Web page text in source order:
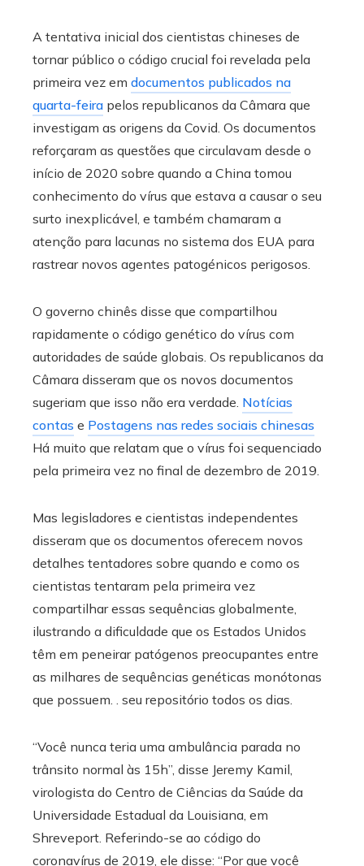
A tentativa inicial dos cientistas chineses de
tornar público o código crucial foi revelada pela
primeira vez em documentos publicados na
quarta-feira pelos republicanos da Câmara que
investigam as origens da Covid. Os documentos
reforçaram as questões que circulavam desde o
início de 2020 sobre quando a China tomou
conhecimento do vírus que estava a causar o seu
surto inexplicável, e também chamaram a
atenção para lacunas no sistema dos EUA para
rastrear novos agentes patogénicos perigosos.
O governo chinês disse que compartilhou
rapidamente o código genético do vírus com
autoridades de saúde globais. Os republicanos da
Câmara disseram que os novos documentos
sugeriam que isso não era verdade. Notícias
contas e Postagens nas redes sociais chinesas
Há muito que relatam que o vírus foi sequenciado
pela primeira vez no final de dezembro de 2019.
Mas legisladores e cientistas independentes
disseram que os documentos oferecem novos
detalhes tentadores sobre quando e como os
cientistas tentaram pela primeira vez
compartilhar essas sequências globalmente,
ilustrando a dificuldade que os Estados Unidos
têm em peneirar patógenos preocupantes entre
as milhares de sequências genéticas monótonas
que possuem. . seu repositório todos os dias.
“Você nunca teria uma ambulância parada no
trânsito normal às 15h”, disse Jeremy Kamil,
virologista do Centro de Ciências da Saúde da
Universidade Estadual da Louisiana, em
Shreveport. Referindo-se ao código do
coronavírus de 2019, ele disse: “Por que você